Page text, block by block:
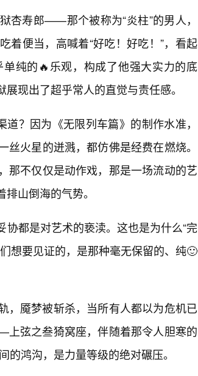
杏寿郎——那个被称为“炎柱”的男人，
着便当，高喊着“好吃！好吃！”，看起
纯的🔥乐观，构成了他强大实力的底
现出了超乎常人的直觉与责任感。
？因为《无限列车篇》的制作水准，
火星的迸溅，都仿佛是经费在燃烧。
那不仅仅是动作戏，那是一场流动的艺
山倒海的气势。
都是对艺术的亵渎。这也是为什么“完
想要见证的，是那种毫无保留的、纯🙂
，魇梦被斩杀，当所有人都以为危机已
弦之叁猗窝座，伴随着那令人胆寒的
鸿沟，是力量等级的绝对碾压。